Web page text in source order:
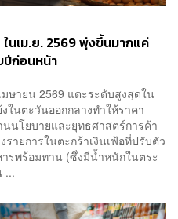
นเม.ย. 2569 พุ่งขึ้นมากแค่
ปีก่อนหน้า
มษายน 2569 แตะระดับสูงสุดใน
ในตะวันออกกลางทำให้ราคา
นโยบายและยุทธศาสตร์การค้า
ายการในตะกร้าเงินเฟ้อที่ปรับตัว
รพร้อมทาน (ซึ่งมีน้ำหนักในตระ
...